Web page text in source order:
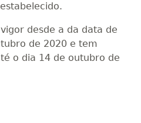
desde a da data de
de 2020 e tem
o dia 14 de outubro de